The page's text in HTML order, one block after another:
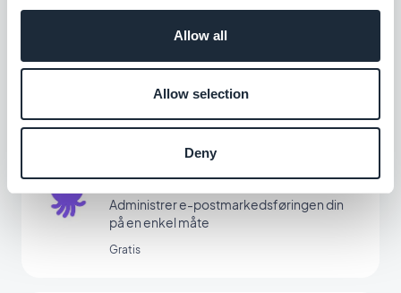
Allow all
Allow selection
Deny
ActiveCampaign
Automatiser kundeopplevelsen og spar tid
E-postOctopus
Administrer e-postmarkedsføringen din
på en enkel måte
Gratis